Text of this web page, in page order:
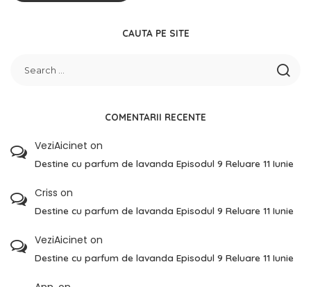
CAUTA PE SITE
COMENTARII RECENTE
VeziAicinet on
Destine cu parfum de lavanda Episodul 9 Reluare 11 Iunie
Criss on
Destine cu parfum de lavanda Episodul 9 Reluare 11 Iunie
VeziAicinet on
Destine cu parfum de lavanda Episodul 9 Reluare 11 Iunie